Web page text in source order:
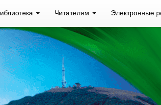
Читателям Электронные